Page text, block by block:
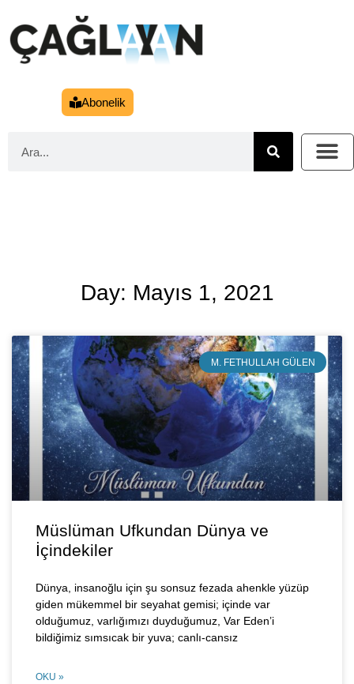
Abonelik
Day: Mayıs 1, 2021
M. FETHULLAH GÜLEN
Müslüman Ufkundan Dünya ve
İçindekiler
Dünya, insanoğlu için şu sonsuz fezada ahenkle yüzüp
giden mükemmel bir seyahat gemisi; içinde var
olduğumuz, varlığımızı duyduğumuz, Var Eden’i
bildiğimiz sımsıcak bir yuva; canlı-cansız
OKU »